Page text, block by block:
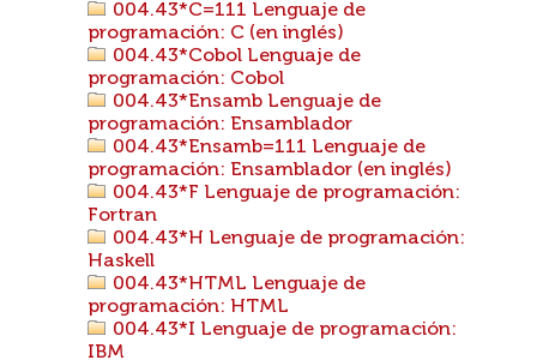
004.43*C=111 Lenguaje de
programación: C (en inglés)
004.43*Cobol Lenguaje de
programación: Cobol
004.43*Ensamb Lenguaje de
programación: Ensamblador
004.43*Ensamb=111 Lenguaje de
programación: Ensamblador (en inglés)
004.43*F Lenguaje de programación:
Fortran
004.43*H Lenguaje de programación:
Haskell
004.43*HTML Lenguaje de
programación: HTML
004.43*I Lenguaje de programación:
IBM